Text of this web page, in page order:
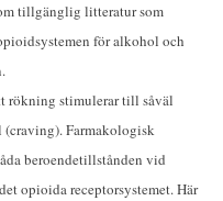
tillgänglig litteratur som
för alkohol och
rökning stimulerar till såväl
Farmakologisk
beroendetillstånden vid
opioida receptorsystemet. Här